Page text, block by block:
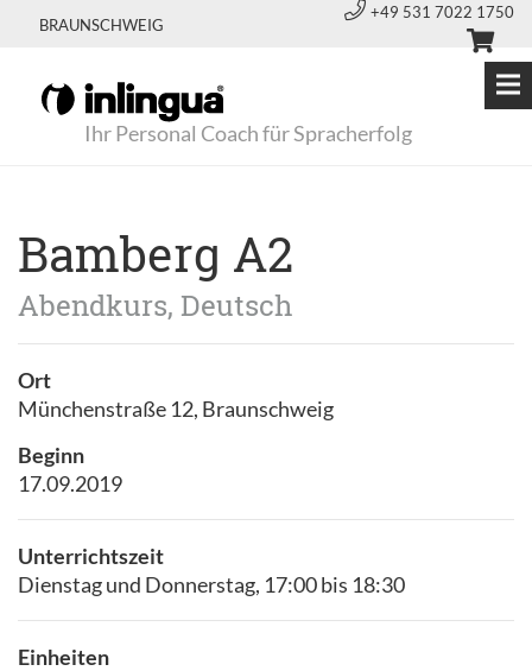
BRAUNSCHWEIG
+49 531 7022 1750
Ihr Personal Coach für Spracherfolg
Bamberg A2
Abendkurs, Deutsch
Ort
Münchenstraße 12, Braunschweig
Beginn
17.09.2019
Unterrichtszeit
Dienstag und Donnerstag, 17:00 bis 18:30
Einheiten